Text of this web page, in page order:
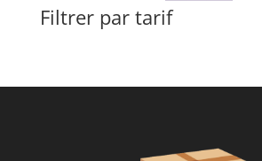
Filtrer par tarif